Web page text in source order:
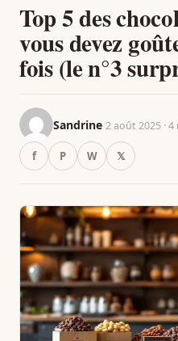
Top 5 des
vous devez
fois (le n°3
Sandrine 2 août 2025 ·
f P W 𝕏